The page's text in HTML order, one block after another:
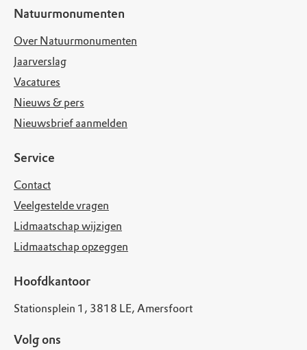
Natuurmonumenten
Over Natuurmonumenten
Jaarverslag
Vacatures
Nieuws & pers
Nieuwsbrief aanmelden
Service
Contact
Veelgestelde vragen
Lidmaatschap wijzigen
Lidmaatschap opzeggen
Hoofdkantoor
Stationsplein 1, 3818 LE, Amersfoort
Volg ons